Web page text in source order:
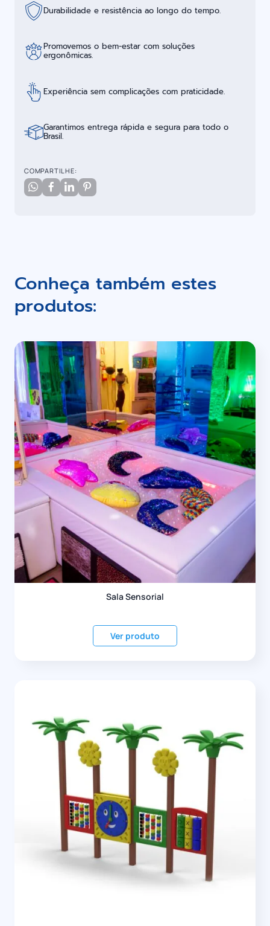
Durabilidade e resistência ao longo do tempo.
Promovemos o bem-estar com soluções
ergonômicas.
Experiência sem complicações com praticidade.
Garantimos entrega rápida e segura para todo o
Brasil.
COMPARTILHE:
Conheça também estes
produtos:
Sala Sensorial
Ver produto